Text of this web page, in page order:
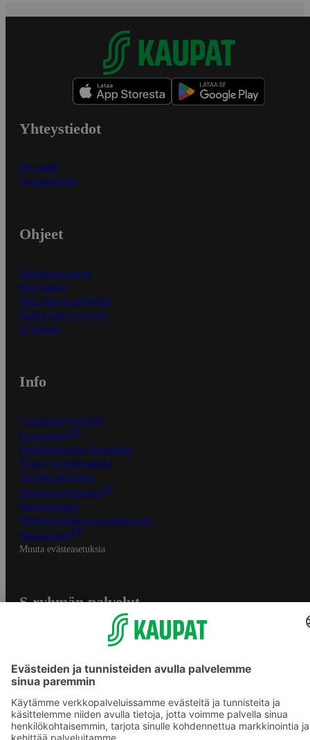
Yhteystiedot
Myymälät
Asiakaspalvelu
Ohjeet
Ensitilaajan ohjeet
Näin maksat
Näin tilaat ja muokkaat
Kaikki ohjeet ja vinkit
In English
Info
S-Business yrityksille
Oiva-raportit
Osuuskauppojen yhteystiedot
Tilaus- ja toimitusehdot
Tietosuojakäytäntö
Palvelun käyttöehdot
Saavutettavuus
Mobiilisovelluksen saavutettavuus
Mainostajalle
Muuta evästeasetuksia
S-ryhmän palvelut
Yhteishyvä Ruoka -sovellus
S-ostoslista -sovellus
Prisma.fi
Sokos.fi
S-Pankki